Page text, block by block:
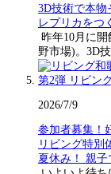
3D技術で本物
レプリカをつ
昨年10月に
野市場)。3D
2026/7/9
参加者募集！
リビング特別
夏休み！ 親